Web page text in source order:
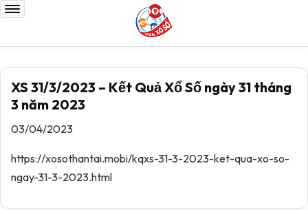
XS 31/3/2023 – Kết Quả Xổ Số ngày 31 tháng
3 năm 2023
03/04/2023
https://xosothantai.mobi/kqxs-31-3-2023-ket-qua-xo-so-
ngay-31-3-2023.html